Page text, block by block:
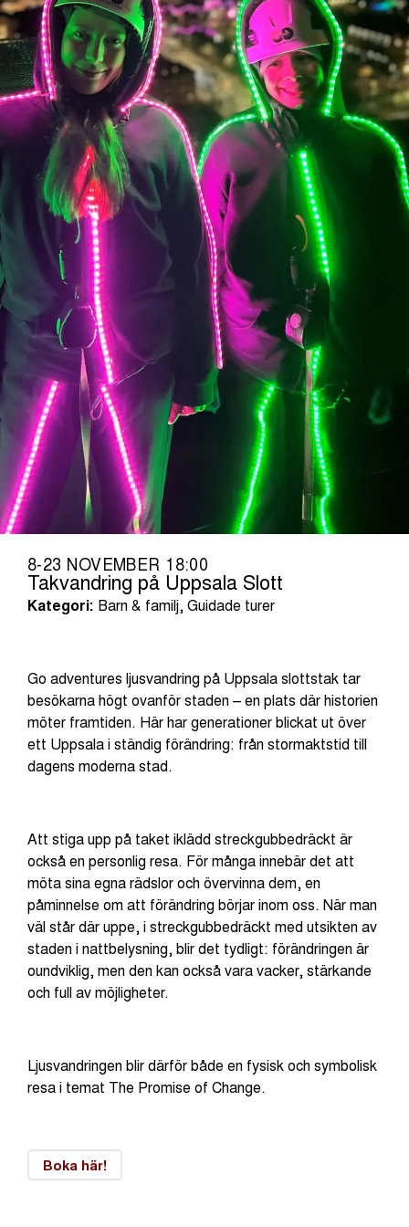
8-23 NOVEMBER 18:00
Takvandring på Uppsala Slott
Kategori: Barn & familj, Guidade turer
Go adventures ljusvandring på Uppsala slottstak tar
besökarna högt ovanför staden – en plats där historien
möter framtiden. Här har generationer blickat ut över
ett Uppsala i ständig förändring: från stormaktstid till
dagens moderna stad.
Att stiga upp på taket iklädd streckgubbedräckt är
också en personlig resa. För många innebär det att
möta sina egna rädslor och övervinna dem, en
påminnelse om att förändring börjar inom oss. När man
väl står där uppe, i streckgubbedräckt med utsikten av
staden i nattbelysning, blir det tydligt: förändringen är
oundviklig, men den kan också vara vacker, stärkande
och full av möjligheter.
Ljusvandringen blir därför både en fysisk och symbolisk
resa i temat The Promise of Change.
Boka här!